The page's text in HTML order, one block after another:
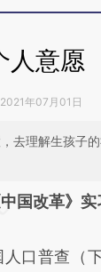
人意愿
年07月01日
去理解生孩子
改革》实
普查（下